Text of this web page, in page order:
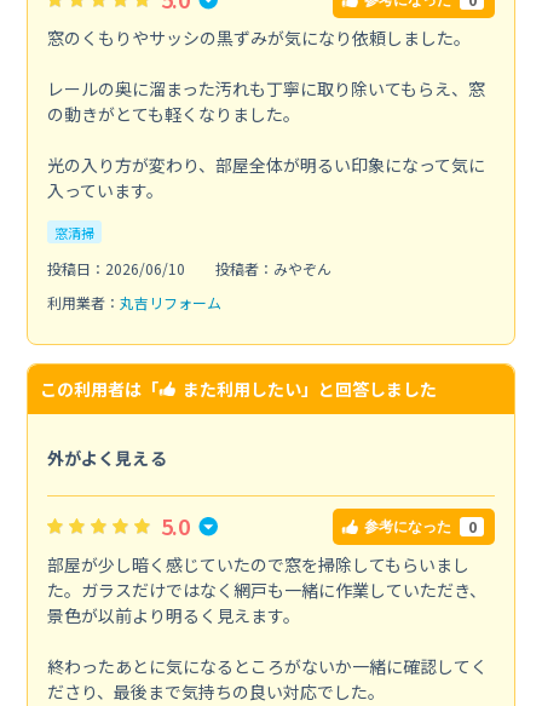
窓のくもりやサッシの黒ずみが気になり依頼しました。
レールの奥に溜まった汚れも丁寧に取り除いてもらえ、窓
の動きがとても軽くなりました。
光の入り方が変わり、部屋全体が明るい印象になって気に
入っています。
窓清掃
投稿日：2026/06/10
投稿者：みやぞん
利用業者： 丸吉リフォーム
この利用者は「 また利用したい」と回答しました
外がよく見える
5.0 参考になった 0
部屋が少し暗く感じていたので窓を掃除してもらいまし
た。ガラスだけではなく網戸も一緒に作業していただき、
景色が以前より明るく見えます。
終わったあとに気になるところがないか一緒に確認してく
ださり、最後まで気持ちの良い対応でした。